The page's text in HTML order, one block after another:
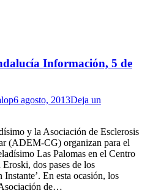
Información, 5 de
6 agosto, 2013Deja un
y la Asociación de Esclerosis
(ADEM-CG) organizan para el
Las Palomas en el Centro
dos pases de los
Instante’. En esta ocasión, los
de…